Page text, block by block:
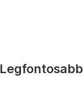
Legfontosabb